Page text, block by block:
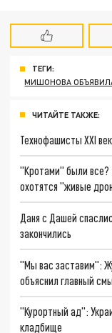
ТЕГИ:
МИШОНОВА
ЧИТАЙТЕ ТАКЖЕ:
Технофашисты XXI
"Кротами" были все?
охотятся "живые
Даня с Дашей
закончились
"Мы вас заставим":
объяснил главный
"Курортный ад":
кладбище